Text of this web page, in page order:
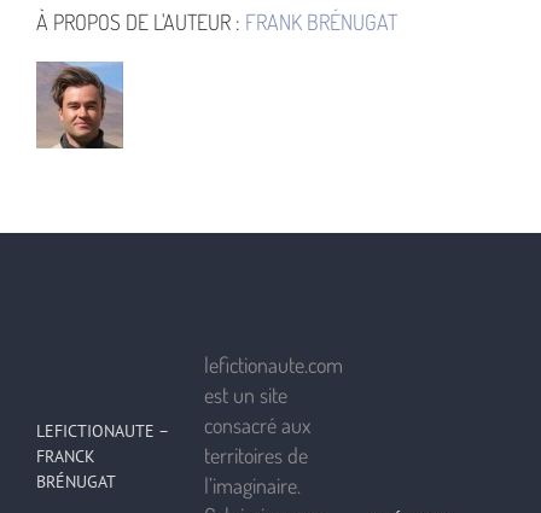
À PROPOS DE L'AUTEUR : FRANK BRÉNUGAT
LEFICTIONAUTE –
FRANCK
BRÉNUGAT
lefictionaute.com
est un site
consacré aux
territoires de
l’imaginaire.